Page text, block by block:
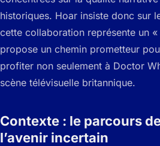
historiques. Hoar insiste donc sur
cette collaboration représente un
propose un chemin prometteur
profiter non seulement à Doctor
scène télévisuelle britannique.
Contexte : le parcours
l’avenir incertain